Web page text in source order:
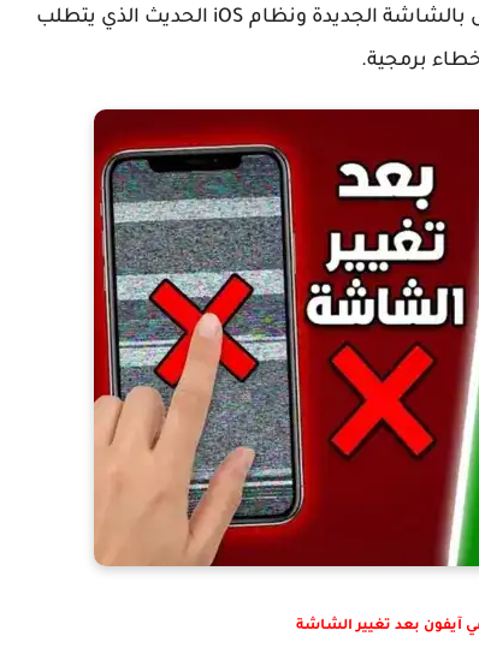
أثناء عملية التركيب، أو عدم توافق بين "السيريال" الخاص بالشاشة الجديدة ونظام iOS الحديث الذي يتطلب
برمجية.
آيفون بعد تغيير الشاشة